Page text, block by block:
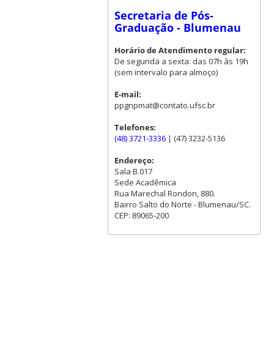
Secretaria de Pós-
Graduação - Blumenau
Horário de Atendimento regular:
De segunda a sexta: das 07h às 19h
(sem intervalo para almoço)
E-mail:
ppgnpmat@contato.ufsc.br
Telefones:
(48) 3721-3336| (47) 3232-5136
Endereço:
Sala B.017
Sede Acadêmica
Rua Marechal Rondon, 880.
Bairro Salto do Norte - Blumenau/SC.
CEP: 89065-200